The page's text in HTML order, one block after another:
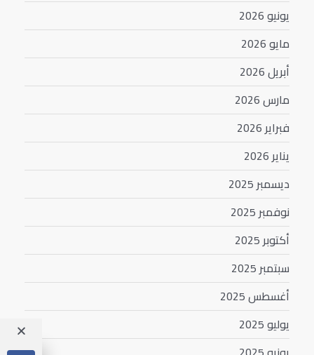
يونيو 2026
مايو 2026
أبريل 2026
مارس 2026
فبراير 2026
يناير 2026
ديسمبر 2025
نوفمبر 2025
أكتوبر 2025
سبتمبر 2025
أغسطس 2025
يوليو 2025